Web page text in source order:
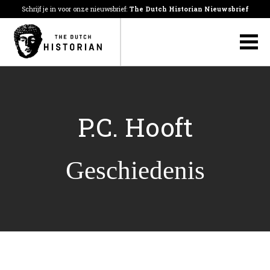
Schrijf je in voor onze nieuwsbrief: The Dutch Historian Nieuwsbrief
P.C. Hooft
Geschiedenis